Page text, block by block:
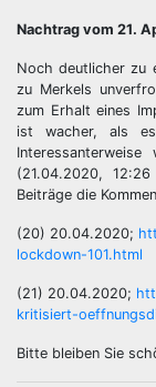
Nachtrag vom 21.
Noch deutlicher zu
zu Merkels
zum Erhalt eines
ist wacher, als es
(21.04.2020,
Beiträge die
(20) 20.04.2020;
lockdown-101.html
(21) 20.04.2020;
kritisiert-
Bitte bleiben Sie